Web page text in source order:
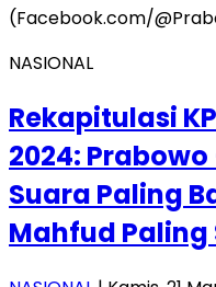
NASIONAL
Rekapitulasi
2024:
Suara Paling
Mahfud Paling